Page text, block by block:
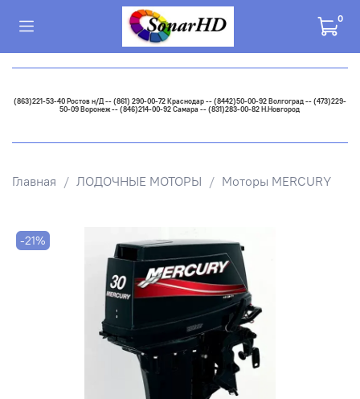
0
(863)221-53-40 Ростов н/Д -- (861) 290-00-72 Краснодар -- (8442)50-00-92 Волгоград -- (473)229-
50-09 Воронеж -- (846)214-00-92 Самара -- (831)283-00-82 Н.Новгород
Главная ЛОДОЧНЫЕ МОТОРЫ Моторы MERCURY
-21%